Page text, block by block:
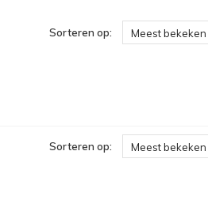
Sorteren op: Meest bekeken
Sorteren op: Meest bekeken